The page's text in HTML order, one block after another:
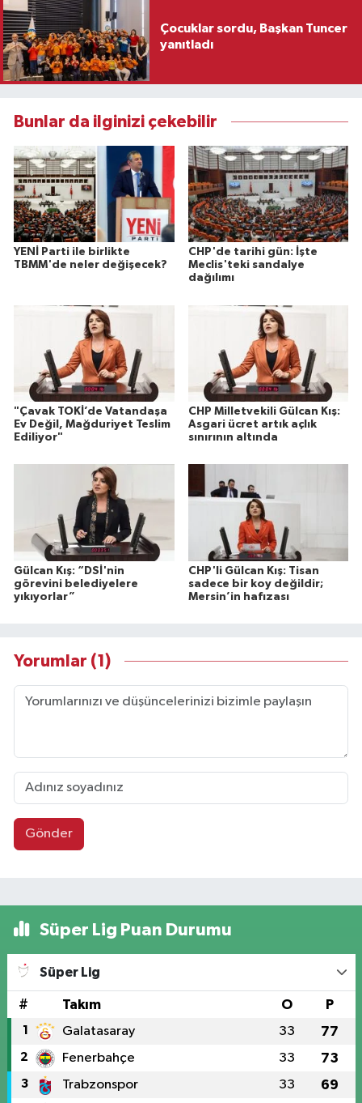
Çocuklar sordu, Başkan Tuncer
yanıtladı
Bunlar da ilginizi çekebilir
YENİ Parti ile birlikte
TBMM'de neler değişecek?
CHP'de tarihi gün: İşte
Meclis'teki sandalye
dağılımı
"Çavak TOKİ’de Vatandaşa
Ev Değil, Mağduriyet Teslim
Ediliyor"
CHP Milletvekili Gülcan Kış:
Asgari ücret artık açlık
sınırının altında
Gülcan Kış: “DSİ'nin
görevini belediyelere
yıkıyorlar”
CHP'li Gülcan Kış: Tisan
sadece bir koy değildir;
Mersin’in hafızası
Yorumlar (1)
Gönder
Süper Lig Puan Durumu
Süper Lig
# Takım O P
1 Galatasaray 33 77
2 Fenerbahçe 33 73
3 Trabzonspor 33 69